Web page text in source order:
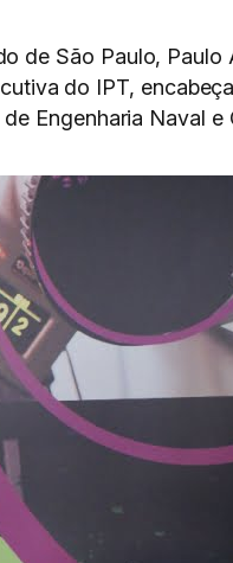
de São Paulo, Paulo
do IPT,
Engenharia Naval